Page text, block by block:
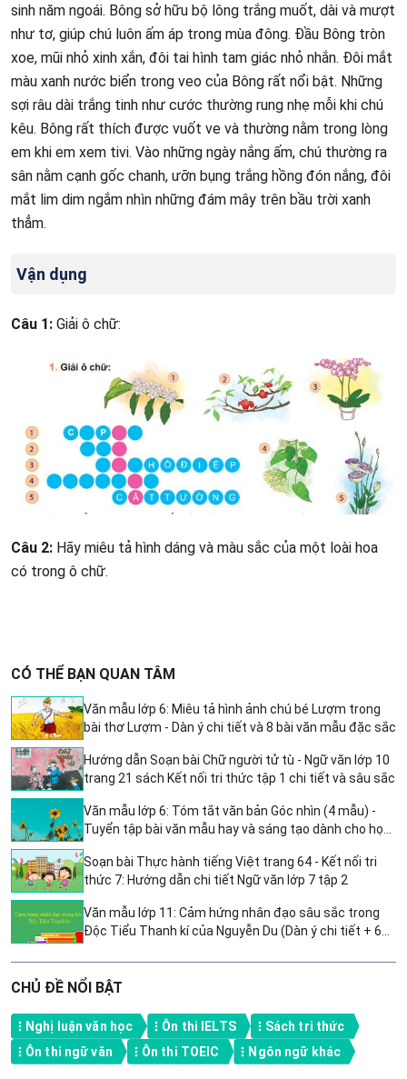
sinh năm ngoái. Bông sở hữu bộ lông trắng muốt, dài và mượt
như tơ, giúp chú luôn ấm áp trong mùa đông. Đầu Bông tròn
xoe, mũi nhỏ xinh xắn, đôi tai hình tam giác nhỏ nhắn. Đôi mắt
màu xanh nước biển trong veo của Bông rất nổi bật. Những
sợi râu dài trắng tinh như cước thường rung nhẹ mỗi khi chú
kêu. Bông rất thích được vuốt ve và thường nằm trong lòng
em khi em xem tivi. Vào những ngày nắng ấm, chú thường ra
sân nằm cạnh gốc chanh, ưỡn bụng trắng hồng đón nắng, đôi
mắt lim dim ngắm nhìn những đám mây trên bầu trời xanh
thẳm.
Vận dụng
Câu 1: Giải ô chữ:
Câu 2: Hãy miêu tả hình dáng và màu sắc của một loài hoa
có trong ô chữ.
CÓ THỂ BẠN QUAN TÂM
Văn mẫu lớp 6: Miêu tả hình ảnh chú bé Lượm trong
bài thơ Lượm - Dàn ý chi tiết và 8 bài văn mẫu đặc sắc
Hướng dẫn Soạn bài Chữ người tử tù - Ngữ văn lớp 10
trang 21 sách Kết nối tri thức tập 1 chi tiết và sâu sắc
Văn mẫu lớp 6: Tóm tắt văn bản Góc nhìn (4 mẫu) -
Tuyển tập bài văn mẫu hay và sáng tạo dành cho học
Soạn bài Thực hành tiếng Việt trang 64 - Kết nối tri
thức 7: Hướng dẫn chi tiết Ngữ văn lớp 7 tập 2
Văn mẫu lớp 11: Cảm hứng nhân đạo sâu sắc trong
Độc Tiểu Thanh kí của Nguyễn Du (Dàn ý chi tiết + 6
CHỦ ĐỀ NỔI BẬT
Nghị luận văn học Ôn thi IELTS
Sách tri thức
Ôn thi ngữ văn
Ôn thi TOEIC Ngôn ngữ khác